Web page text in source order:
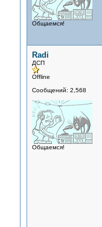
Общаемся!
Radi
ДСП
Offline
Сообщений: 2,568
Общаемся!